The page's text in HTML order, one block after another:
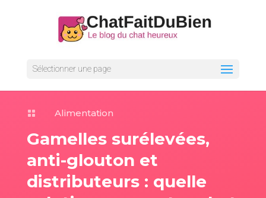
Sélectionner une page
 Alimentation
Gamelles surélevées,
anti-glouton et
distributeurs : quelle